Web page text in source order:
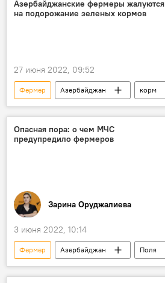
Азербайджанские фермеры жалуются
на подорожание зеленых кормов
27 июня 2022, 09:52
Фермер Азербайджан
корм
Подорожание
Опасная пора: о чем МЧС
предупредило фермеров
Зарина Оруджалиева
3 июня 2022, 10:14
Фермер Азербайджан
Поля
Поджог